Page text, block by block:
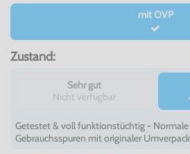
mit OVP
Zustand:
Sehr gut
Nicht verfügbar
Getestet & voll funktionstüchtig -
Gebrauchsspuren mit originaler